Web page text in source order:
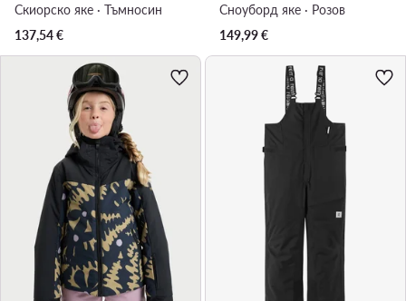
Скиорско яке · Тъмносин
137,54€
Сноуборд яке · Розов
149,99€